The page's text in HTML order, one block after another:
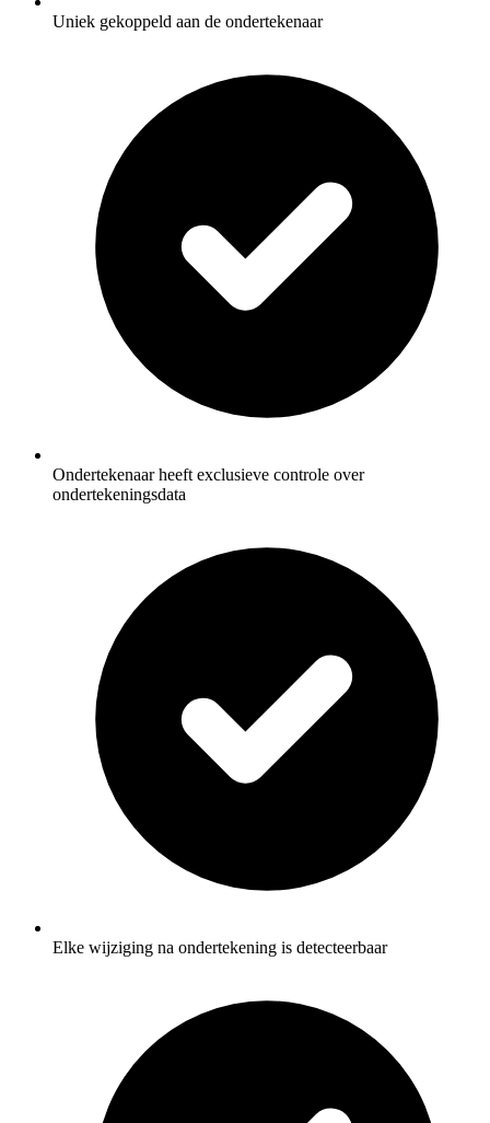
Uniek gekoppeld aan de ondertekenaar
Ondertekenaar heeft exclusieve controle over
ondertekeningsdata
Elke wijziging na ondertekening is detecteerbaar